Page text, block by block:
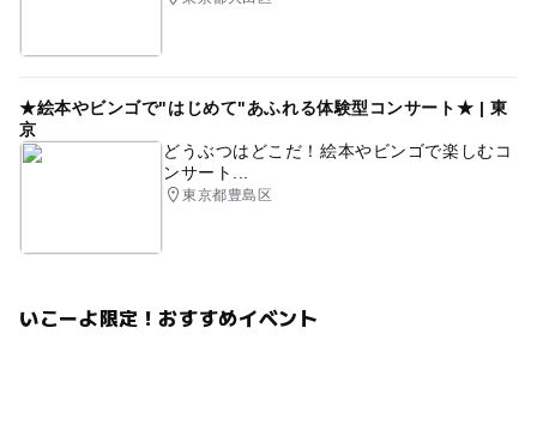
★絵本やビンゴで"はじめて"あふれる体験型コンサート★ | 東
京
どうぶつはどこだ！絵本やビンゴで楽しむコ
ンサート...
東京都豊島区
いこーよ限定！おすすめイベント